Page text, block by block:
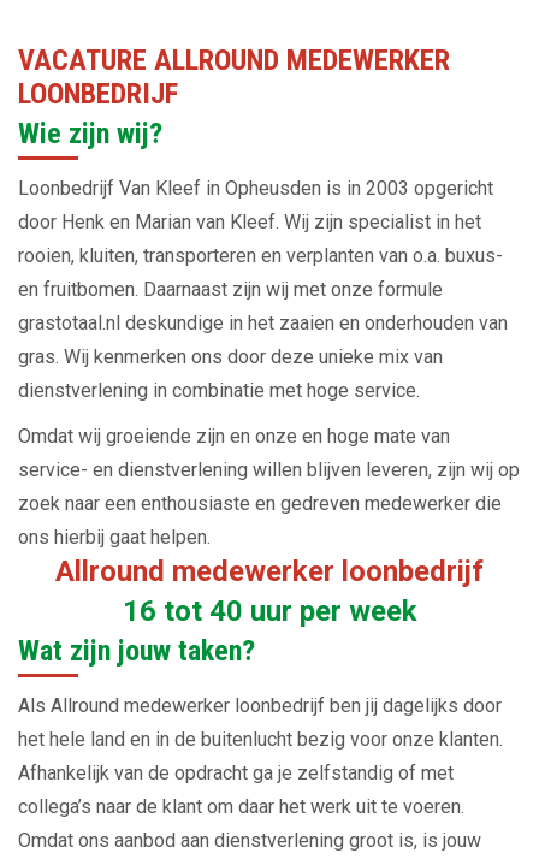
VACATURE ALLROUND MEDEWERKER
LOONBEDRIJF
Wie zijn wij?
Loonbedrijf Van Kleef in Opheusden is in 2003 opgericht
door Henk en Marian van Kleef. Wij zijn specialist in het
rooien, kluiten, transporteren en verplanten van o.a. buxus-
en fruitbomen. Daarnaast zijn wij met onze formule
grastotaal.nl deskundige in het zaaien en onderhouden van
gras. Wij kenmerken ons door deze unieke mix van
dienstverlening in combinatie met hoge service.
Omdat wij groeiende zijn en onze en hoge mate van
service- en dienstverlening willen blijven leveren, zijn wij op
zoek naar een enthousiaste en gedreven medewerker die
ons hierbij gaat helpen.
Allround medewerker loonbedrijf
16 tot 40 uur per week
Wat zijn jouw taken?
Als Allround medewerker loonbedrijf ben jij dagelijks door
het hele land en in de buitenlucht bezig voor onze klanten.
Afhankelijk van de opdracht ga je zelfstandig of met
collega’s naar de klant om daar het werk uit te voeren.
Omdat ons aanbod aan dienstverlening groot is, is jouw